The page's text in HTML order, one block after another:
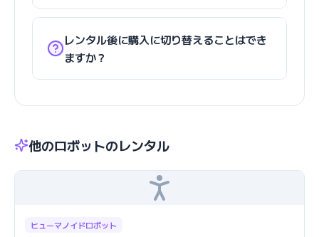
レンタル後に購入に切り替えることはでき
ますか？
他のロボットのレンタル
ヒューマノイドロボット